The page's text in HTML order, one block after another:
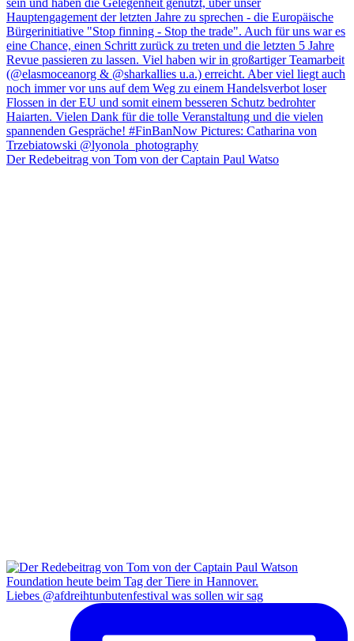
Der Redebeitrag von Tom von der Captain Paul Watso
Liebes @afdreihtunbutenfestival was sollen wir sag